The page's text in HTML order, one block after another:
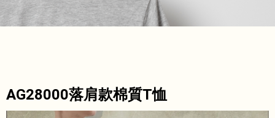
AG28000落肩款棉質T恤